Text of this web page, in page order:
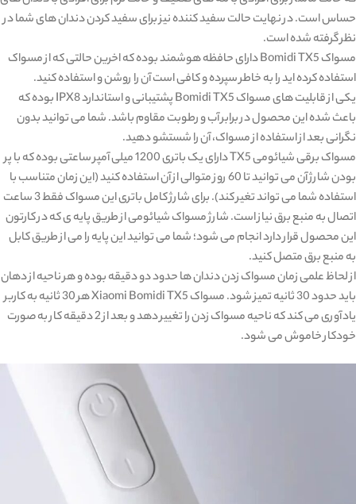
حساس است. در نهایت حالت سفید کننده نیز برای سفید کردن دندان های شما در
نظر گرفته شده است.
مسواک Bomidi TX5 دارای حافظه هوشمند بوده که اخرین حالتی که از مسواک
استفاده کرده اید را به خاطر سپرده و کافی است آن را روشن و استفاده کنید.
یکی از قابلیت های مسواک Bomidi TX5 پشتیبانی و استاندارد IPX8 بوده که
باعث شده این محصول در برابر آب و رطوبت مقاوم باشد. شما می توانید بدون
نگرانی بعد از استفاده از مسواک، آن را شستشو دهید.
مسواک برقی شیائومی TX5 دارای یک باتری 1200 میلی آمپر ساعتی بوده که با پر
بودن شارژ آن می توانید تا 60 روز متوالی از آن استفاده کنید (این زمان متناسب با
استفاده شما می تواند تغیر کند). برای شارژ کامل باتری این مسواک فقط 3 ساعت
اتصال به منبع برق نیاز است. شارژ مسواک شیائومی از طریق پایه ی که در کارتون
این محصول قرار دارد انجام می شود؛ شما می توانید این پایه را می از طریق کابل
به منبع برق متصل کنید.
از لحاظ علمی زمان مسواک زدن دندان ها حدود دو دقیقه بوده و هر ناحیه از دهان
باید حدود 30 ثانیه تمیز شود. مسواک Xiaomi Bomidi TX5 هر 30 ثانیه به کاربر
یادآوری می کند که ناحیه مسواک زدن را تغییر دهد و بعد از 2 دقیقه کار به صورت
خودکار خاموش می شود.